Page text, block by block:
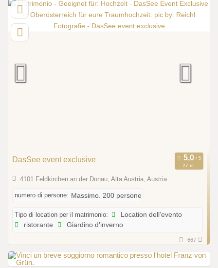
DasSee event exclusive
27 rif.
4101 Feldkirchen an der Donau, Alta Austria, Austria
numero di persone: Massimo. 200 persone
Tipo di location per il matrimonio:
Location dell'evento
ristorante
Giardino d'inverno
667